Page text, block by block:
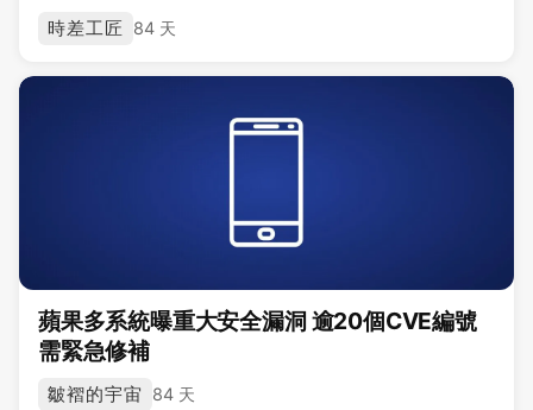
時差工匠 84 天
蘋果多系統曝重大安全漏洞 逾20個CVE編號
需緊急修補
皺褶的宇宙 84 天